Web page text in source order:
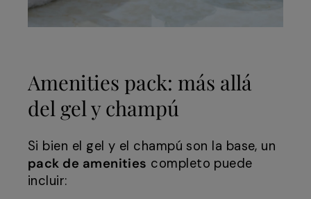
Amenities pack: más allá
del gel y champú
Si bien el gel y el champú son la base, un
pack de amenities completo puede
incluir: